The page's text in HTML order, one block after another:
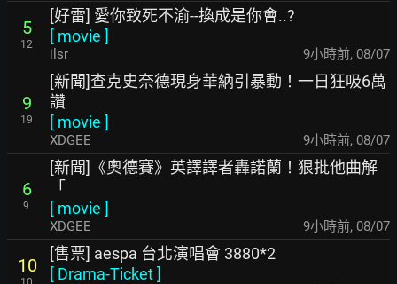
5
12
[好雷] 愛你致死不渝--換成是你會..?
[ movie ]
ilsr 9小時前, 08/07
9
19
[新聞]查克史奈德現身華納引暴動！一日狂吸6萬
讚
[ movie ]
XDGEE 9小時前, 08/07
6
9
[新聞]《奧德賽》英譯譯者轟諾蘭！狠批他曲解
「
[ movie ]
XDGEE 9小時前, 08/07
10
[售票] aespa 台北演唱會 3880*2
[ Drama-Ticket]